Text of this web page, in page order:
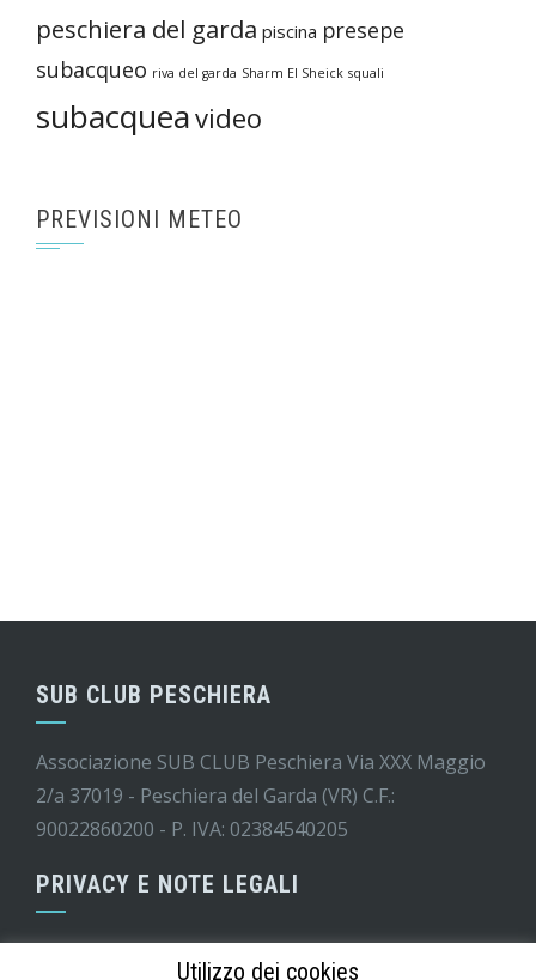
peschiera del garda piscina presepe
subacqueo riva del garda Sharm El Sheick squali
subacqueavideo
PREVISIONI METEO
SUB CLUB PESCHIERA
Associazione SUB CLUB Peschiera Via XXX Maggio
2/a 37019 - Peschiera del Garda (VR) C.F.:
90022860200 - P. IVA: 02384540205
PRIVACY E NOTE LEGALI
Informativa GDPR
Utilizzo dei cookies